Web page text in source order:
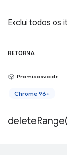
Exclui todos os
RETORNA
Promise<void>
Chrome 96+
deleteRange(